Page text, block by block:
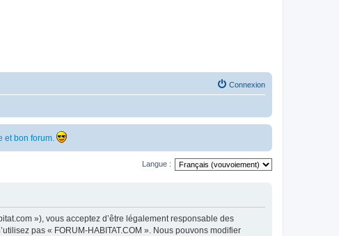
Connexion
et bon forum.
Langue :
»), vous acceptez d’être légalement responsable des
pas « FORUM-HABITAT.COM ». Nous pouvons modifier